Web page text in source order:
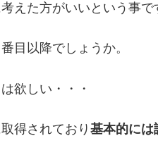
えた方がいいという事で
目以降でしょうか。
欲しい・・・
得されており 基本的には